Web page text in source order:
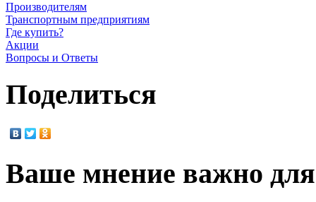
Производителям
Транспортным предприятиям
Где купить?
Акции
Вопросы и Ответы
Поделиться
Ваше мнение важно